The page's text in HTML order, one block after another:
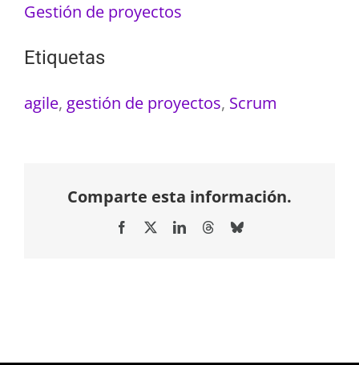
Gestión de proyectos
Etiquetas
agile, gestión de proyectos, Scrum
Comparte esta información.
Facebook LinkedInThreadsBluesky